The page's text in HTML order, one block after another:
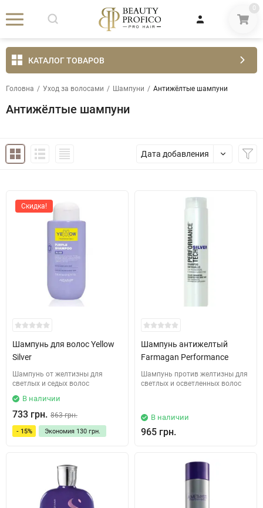
0
КАТАЛОГ ТОВАРОВ
Головна / Уход за волосами / Шампуни / Антижёлтые шампуни
Антижёлтые шампуни
Дата добавления
Скидка!
Шампунь для волос Yellow
Silver
Шампунь от желтизны для
светлых и седых волос
В наличии
733 грн. 863 грн.
- 15% Экономия 130 грн.
Шампунь антижелтый
Farmagan Performance
Шампунь против желтизны для
светлых и осветленных волос
В наличии
965 грн.